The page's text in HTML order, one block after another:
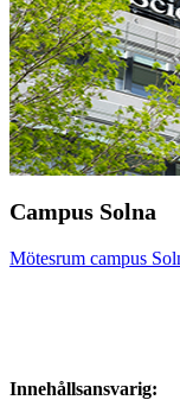
Campus Solna
Mötesrum campus
Innehållsansvarig: